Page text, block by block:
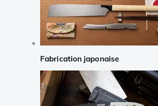
Fabrication japonaise